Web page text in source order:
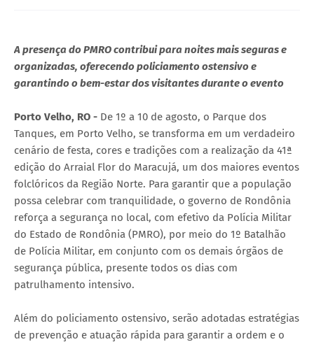
A presença do PMRO contribui para noites mais seguras e
organizadas, oferecendo policiamento ostensivo e
garantindo o bem-estar dos visitantes durante o evento
Porto Velho, RO - De 1º a 10 de agosto, o Parque dos
Tanques, em Porto Velho, se transforma em um verdadeiro
cenário de festa, cores e tradições com a realização da 41ª
edição do Arraial Flor do Maracujá, um dos maiores eventos
folclóricos da Região Norte. Para garantir que a população
possa celebrar com tranquilidade, o governo de Rondônia
reforça a segurança no local, com efetivo da Polícia Militar
do Estado de Rondônia (PMRO), por meio do 1º Batalhão
de Polícia Militar, em conjunto com os demais órgãos de
segurança pública, presente todos os dias com
patrulhamento intensivo.
Além do policiamento ostensivo, serão adotadas estratégias
de prevenção e atuação rápida para garantir a ordem e o